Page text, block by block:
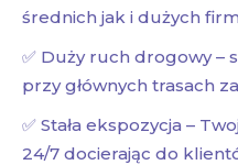
średnich jak i dużych
✅ Duży ruch drogowy –
przy głównych trasach
✅ Stała ekspozycja –
24/7 docierając do